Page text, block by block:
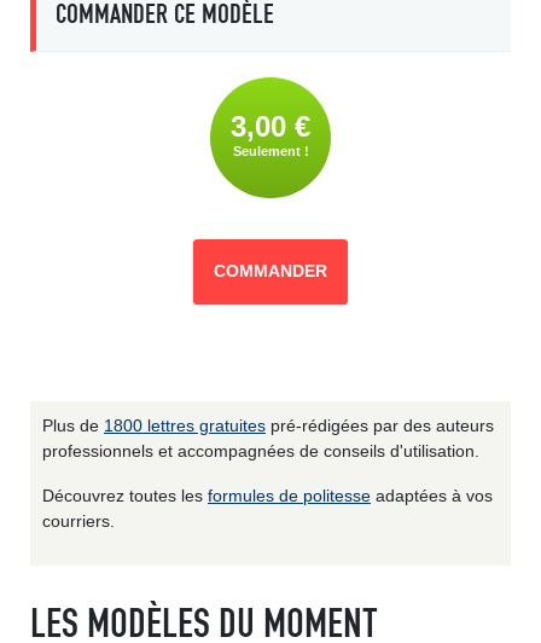
COMMANDER CE MODÈLE
3,00 €
Seulement !
COMMANDER
Plus de 1800 lettres gratuites pré-rédigées par des auteurs
professionnels et accompagnées de conseils d'utilisation.
Découvrez toutes les formules de politesse adaptées à vos
courriers.
LES MODÈLES DU MOMENT